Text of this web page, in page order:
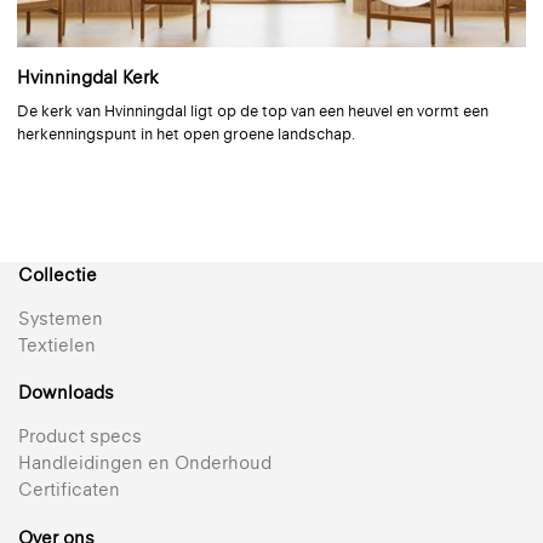
Silvretta
Design: Louise Sigvardt
+ 5
Reflectie 62% | Semi-transparant | Gemetalliseerd
De beste oplossing voor warmtewering en lichtregeling
+ 4
Reflectie 82% | Semi-transparant | Gemetalliseerd
Hvinningdal Kerk
De kerk van Hvinningdal ligt op de top van een heuvel en vormt een
herkenningspunt in het open groene landschap.
Collectie
Systemen
Textielen
Downloads
Product specs
Handleidingen en Onderhoud
Certificaten
Over ons